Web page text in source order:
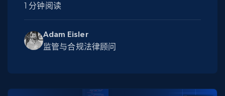
Adam Eisler
监管与合规法律顾问
1 分钟阅读